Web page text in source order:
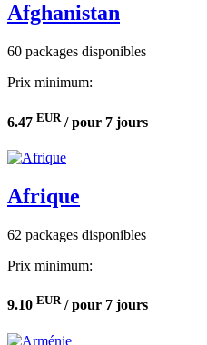
Afghanistan
60 packages disponibles
Prix minimum:
6.47 EUR/ pour 7 jours
Afrique
62 packages disponibles
Prix minimum:
9.10 EUR/ pour 7 jours